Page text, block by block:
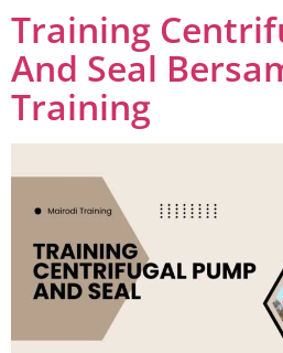
Training
And Seal
Training